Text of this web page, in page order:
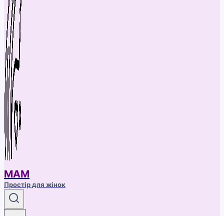
МАМ
Простір для жінок